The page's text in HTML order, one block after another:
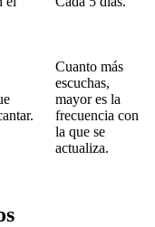
Cuanto más
escuchas,
mayor es la
frecuencia con
la que se
actualiza.